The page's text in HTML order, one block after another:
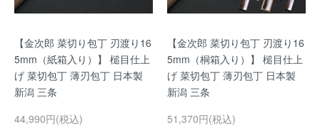
【金次郎 菜切り包丁 刃渡り16
5mm（紙箱入り）】 槌目仕上
げ 菜切包丁 薄刃包丁 日本製
新潟 三条
44,990円(税込)
【金次郎 菜切り包丁 刃渡り16
5mm（桐箱入り）】 槌目仕上
げ 菜切包丁 薄刃包丁 日本製
新潟 三条
51,370円(税込)